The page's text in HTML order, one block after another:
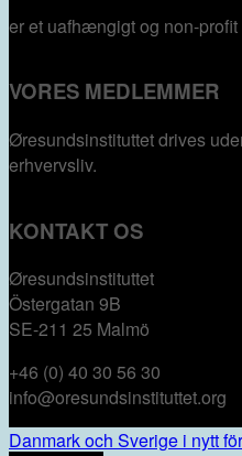
er et uafhængigt og non-
VORES MEDLEMMER
Øresundsinstituttet drives
erhvervsliv.
KONTAKT OS
Øresundsinstituttet
Östergatan 9B
SE-211 25 Malmö
+46 (0) 40 30 56 30
info@oresundsinstituttet.org
Danmark och Sverige i nytt